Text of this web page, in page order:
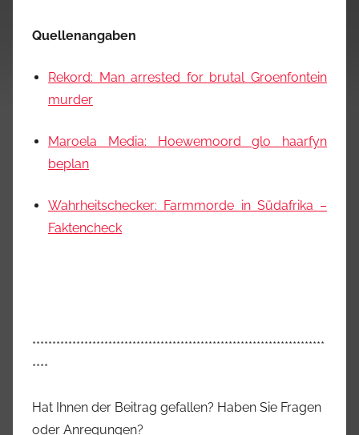
Quellenangaben
Rekord: Man arrested for brutal Groenfontein
murder
Maroela Media: Hoewemoord glo haarfyn
beplan
Wahrheitschecker: Farmmorde in Südafrika –
Faktencheck
*************************************************************************
****
Hat Ihnen der Beitrag gefallen? Haben Sie Fragen
oder Anregungen?